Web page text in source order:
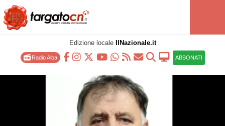
Edizione locale IlNazionale.it
Radio Alba ABBONATI